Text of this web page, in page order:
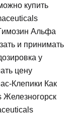
купить
Альфа
и принимать
у
цену
Клепики Как
Железногорск